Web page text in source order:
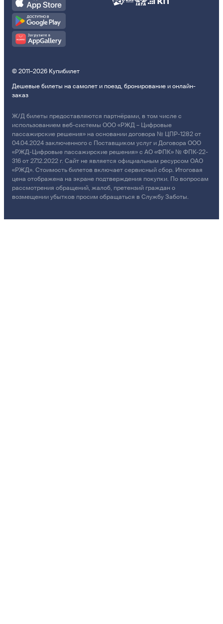
© 2011–2026 Купибилет
Дешевые билеты на самолет и поезд, бронирование и онлайн-
заказ
Ж/Д билеты предоставляются партнёрами, в том числе с
использованием веб-системы ООО «РЖД – Цифровые
пассажирские решения» на основании договора № ЦПР-1282 от
04.04.2024 заключенного с Поставщиком услуг и Договора ООО
«РЖД-Цифровые пассажирские решения» с АО «ФПК» № ФПК-22-
316 от 27.12.2022 г. Сайт не является официальным ресурсом ОАО
«РЖД». Стоимость билетов включает сервисный сбор. Итоговая
цена отображена на экране подтверждения покупки. По вопросам
рассмотрения обращений, жалоб, претензий граждан о
возмещении убытков просим обращаться в Службу Заботы.